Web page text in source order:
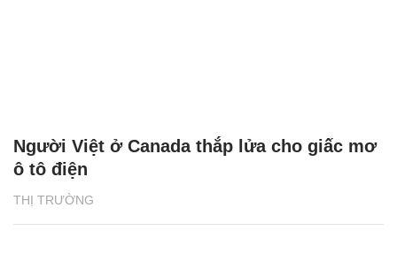
THỊ TRƯỜNG
Người Việt ở Canada thắp lửa cho giấc mơ
ô tô điện